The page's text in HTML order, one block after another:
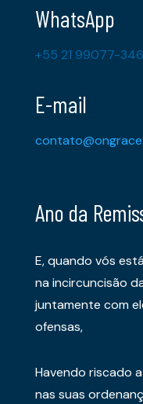
WhatsApp
+55 21 99077-
E-mail
Ano da
E, quando vós
na incircuncisão
juntamente com
ofensas,
Havendo riscado
nas suas